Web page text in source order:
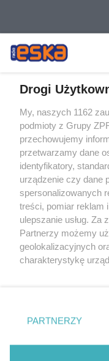
Żaden utwór
rozpowszechniany lub
tym także elektroniczny
eksploatacji w
Internecie bez pisemnej
wykorzystanie utworów w
tzn. bez właściwej zgody,
ścigane prawnie.
©
Drogi
My, naszych 1162
podmioty z Grupy
przechowujemy
przetwarzamy dane
identyfikatory,
urządzenie czy dane
spersonalizowanych
treści, pomiar reklam
ulepszanie usług. Za
Partnerzy możemy
geolokalizacyjnych
charakterystykę
zmienić/wycofać
znajdujący się w
rodzaje
użytkownika, ale
PARTNERZY